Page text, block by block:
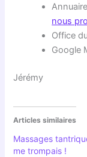
nous
Office
Google
Jérémy
Articles similaires
Massages
me trompais !